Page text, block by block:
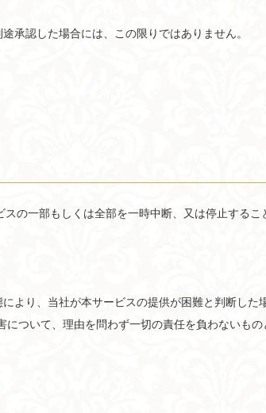
承認した場合には、この限りではありません。
の一部もしくは全部を一時中断、又は停止するこ
より、当社が本サービスの提供が困難と判断した場
ついて、理由を問わず一切の責任を負わないもの